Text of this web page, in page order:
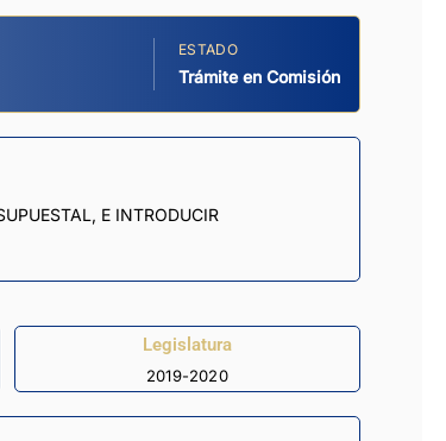
ESTADO
Trámite en Comisión
E INTRODUCIR
Legislatura
2019-2020